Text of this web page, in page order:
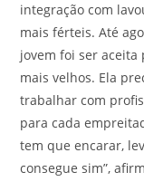
integração com
mais férteis. Até
jovem foi ser
mais velhos. Ela
trabalhar com
para cada
tem que encarar,
consegue sim”,